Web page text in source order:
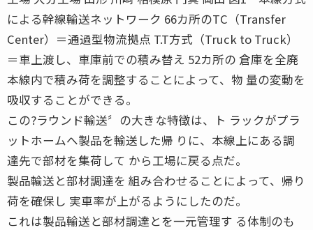
による幹線輸送ネットワーク 66カ所のTC（Transfer
Center）＝通過型物流拠点 T.T方式（Truck to Truck）
＝車上渡し、車庫前での積み替え 52カ所の 倉庫を全廃
本線内で積み荷を調整することによって、物 量の変動を
吸収することができる。
この?ラウンド輸送〞の大きな特徴は、ト ラックがプラ
ットホームへ製品を輸送した帰 りに、本線上にある調
達先で部材を集荷して から工場に戻る点だ。
製品輸送と部材調達を 組み合わせることによって、帰り
荷を確保し 実車率が上がるようにしたのだ。
これは製品輸送と部材調達とを一元管理す る体制のも